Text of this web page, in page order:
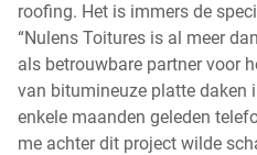
roofing. Het is immers de
“Nulens Toitures is al meer
als betrouwbare partner voor
van bitumineuze platte daken
enkele maanden geleden
me achter dit project wilde